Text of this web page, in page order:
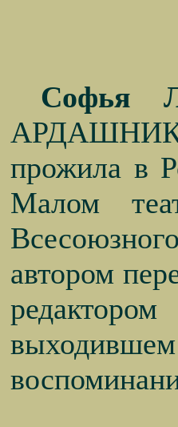
Софья
прожила в
Малом
автором